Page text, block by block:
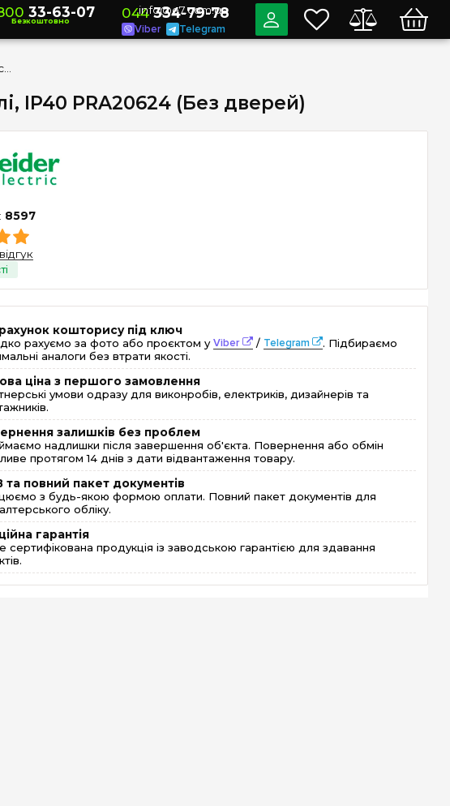
IP40 PRA20624 (Без дверей)
8597
кошторису під ключ
рахуємо за фото або проєктом уViber / Telegram
. Підбираємо
аналоги без втрати якості.
ціна з першого замовлення
умови одразу для виконробів, електриків, дизайнерів та
залишків без проблем
надлишки після завершення об'єкта. Повернення або обмін
протягом 14 днів з дати відвантаження товару.
та повний пакет документів
з будь-якою формою оплати. Повний пакет документів для
обліку.
гарантія
сертифікована продукція із заводською гарантією для здавання
33-63-07
Безкоштовно
info@e7.com.ua
044334-79-78
Viber Telegram